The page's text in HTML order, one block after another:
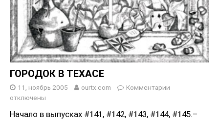
ГОРОДОК В ТЕХАСЕ
11, ноябрь 2005 ourtx.com
Комментарии
отключены
Начало в выпусках #141, #142, #143, #144, #145.–